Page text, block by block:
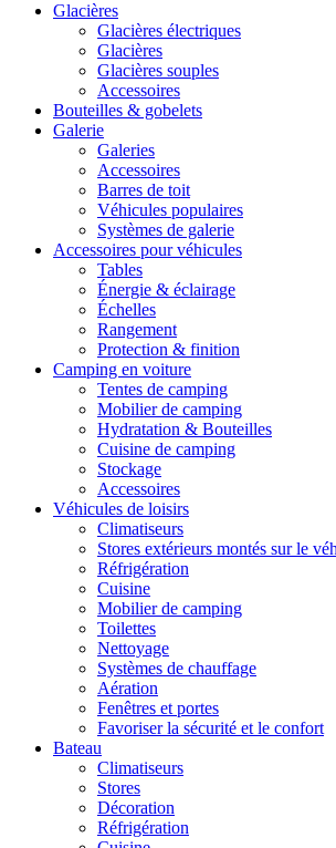
Glacières
Glacières électriques
Glacières
Glacières souples
Accessoires
Bouteilles & gobelets
Galerie
Galeries
Accessoires
Barres de toit
Véhicules populaires
Systèmes de galerie
Accessoires pour véhicules
Tables
Énergie & éclairage
Échelles
Rangement
Protection & finition
Camping en voiture
Tentes de camping
Mobilier de camping
Hydratation & Bouteilles
Cuisine de camping
Stockage
Accessoires
Véhicules de loisirs
Climatiseurs
Stores extérieurs montés sur le
Réfrigération
Cuisine
Mobilier de camping
Toilettes
Nettoyage
Systèmes de chauffage
Aération
Fenêtres et portes
Favoriser la sécurité et le confort
Bateau
Climatiseurs
Stores
Décoration
Réfrigération